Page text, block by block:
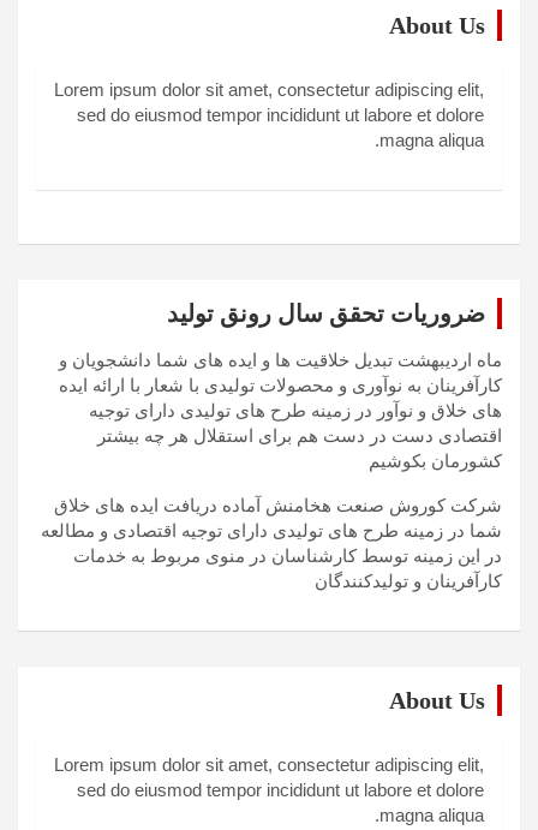
About Us
Lorem ipsum dolor sit amet, consectetur adipiscing elit,
sed do eiusmod tempor incididunt ut labore et dolore
magna aliqua.
ضروریات تحقق سال رونق تولید
ماه اردیبهشت تبدیل خلاقیت ها و ایده های شما دانشجویان و
کارآفرینان به نوآوری و محصولات تولیدی با شعار با ارائه ایده
های خلاق و نوآور در زمینه طرح های تولیدی دارای توجیه
اقتصادی دست در دست هم برای استقلال هر چه بیشتر
کشورمان بکوشیم
شرکت کوروش صنعت هخامنش آماده دریافت ایده های خلاق
شما در زمینه طرح های تولیدی دارای توجیه اقتصادی و مطالعه
در این زمینه توسط کارشناسان در منوی مربوط به خدمات
کارآفرینان و تولیدکنندگان
About Us
Lorem ipsum dolor sit amet, consectetur adipiscing elit,
sed do eiusmod tempor incididunt ut labore et dolore
magna aliqua.